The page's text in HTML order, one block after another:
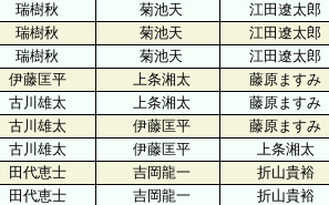
瑞樹秋 菊池天
江田遼太郎
瑞樹秋 菊池天
江田遼太郎
瑞樹秋 菊池天
江田遼太郎
伊藤匡平 上条湘太
藤原ますみ
古川雄太 上条湘太
藤原ますみ
古川雄太 伊藤匡平
藤原ますみ
古川雄太 伊藤匡平
上条湘太
田代恵士 吉岡龍一
折山貴裕
田代恵士 吉岡龍一
折山貴裕